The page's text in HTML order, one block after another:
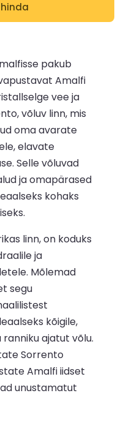
pakub
Amalfi
vee ja
võluv linn, mis
oma avarate
elavate
Selle võluvad
ja omapärased
kohaks
linn, on koduks
ja
Mõlemad
segu
kõigile,
ajatut võlu.
Sorrento
Amalfi iidset
unustamatut